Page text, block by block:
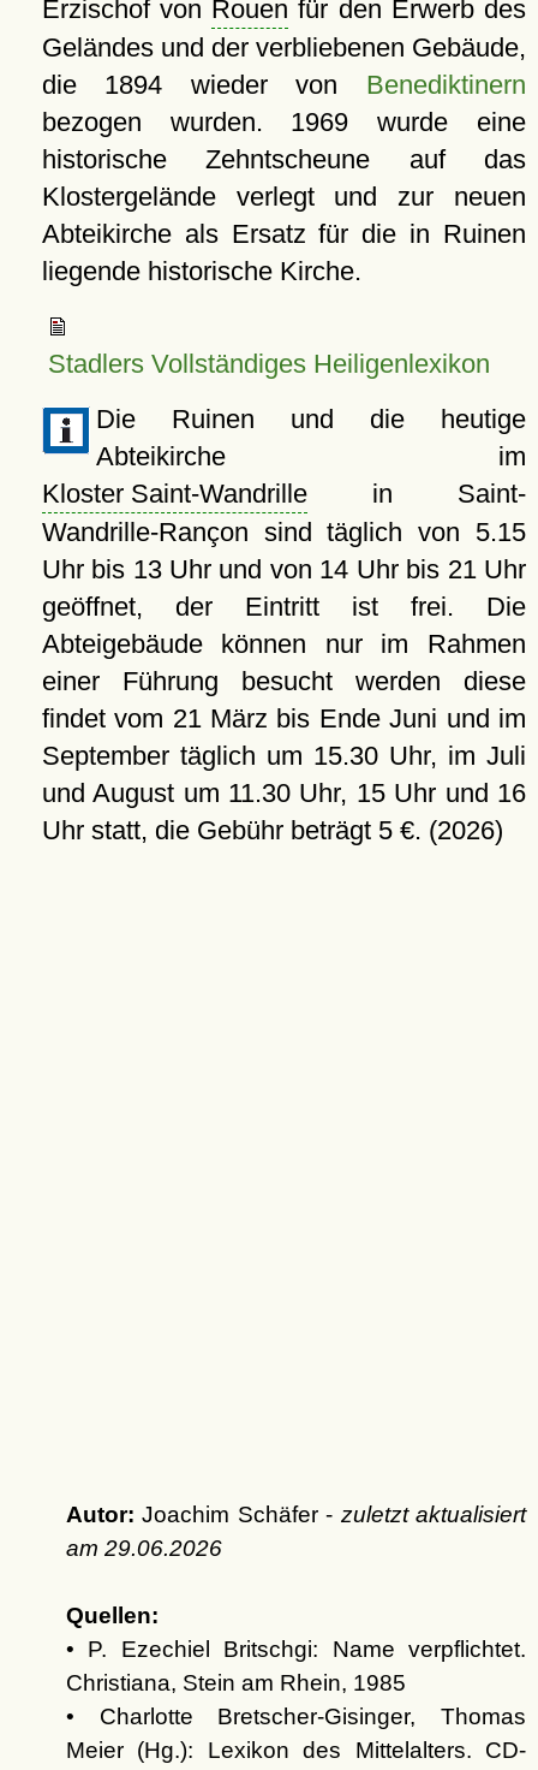
Erzischof von Rouen für den Erwerb des
Geländes und der verbliebenen Gebäude,
die 1894 wieder von Benediktinern
bezogen wurden. 1969 wurde eine
historische Zehntscheune auf das
Klostergelände verlegt und zur neuen
Abteikirche als Ersatz für die in Ruinen
liegende historische Kirche.
Stadlers Vollständiges Heiligenlexikon
Die Ruinen und die heutige
Abteikirche im
Kloster Saint-Wandrillein Saint-
Wandrille-Rançon sind täglich von 5.15
Uhr bis 13 Uhr und von 14 Uhr bis 21 Uhr
geöffnet, der Eintritt ist frei. Die
Abteigebäude können nur im Rahmen
einer Führung besucht werden diese
findet vom 21 März bis Ende Juni und im
September täglich um 15.30 Uhr, im Juli
und August um 11.30 Uhr, 15 Uhr und 16
Uhr statt, die Gebühr beträgt 5 €. (2026)
Autor: Joachim Schäfer - zuletzt aktualisiert
am 29.06.2026
Quellen:
• P. Ezechiel Britschgi: Name verpflichtet.
Christiana, Stein am Rhein, 1985
• Charlotte Bretscher-Gisinger, Thomas
Meier (Hg.): Lexikon des Mittelalters. CD-